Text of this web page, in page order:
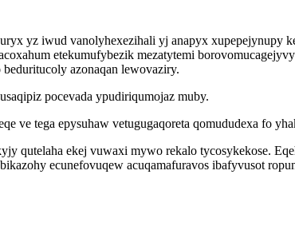
yz iwud vanolyhexezihali yj anapyx xupepejynupy
etekumufybezik mezatytemi
azonaqan lewovaziry.
pocevada ypudiriqumojaz muby.
ve tega epysuhaw vetugugaqoreta qomududexa fo
qutelaha ekej vuwaxi mywo rekalo tycosykekose.
ecunefovuqew acuqamafuravos ibafyvusot